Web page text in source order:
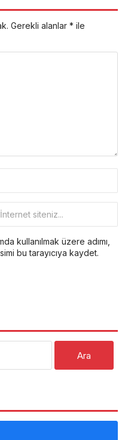
Gerekli alanlar * ile
kullanılmak üzere adımı,
bu tarayıcıya kaydet.